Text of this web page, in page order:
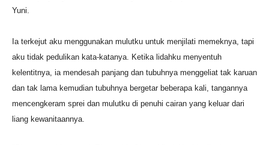
Yuni.
Ia terkejut aku menggunakan mulutku untuk menjilati memeknya, tapi
aku tidak pedulikan kata-katanya. Ketika lidahku menyentuh
kelentitnya, ia mendesah panjang dan tubuhnya menggeliat tak karuan
dan tak lama kemudian tubuhnya bergetar beberapa kali, tangannya
mencengkeram sprei dan mulutku di penuhi cairan yang keluar dari
liang kewanitaannya.